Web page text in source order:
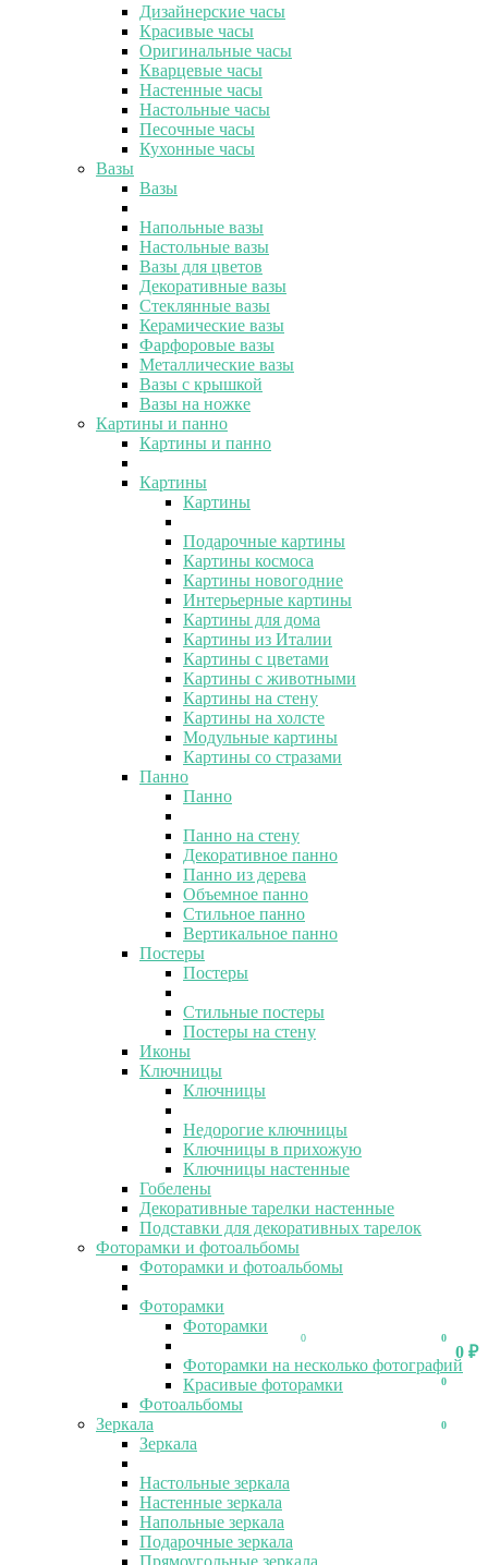
0
0 ₽
0
0
0
Дизайнерские часы
Красивые часы
Оригинальные часы
Кварцевые часы
Настенные часы
Настольные часы
Песочные часы
Кухонные часы
Вазы
Вазы
Напольные вазы
Настольные вазы
Вазы для цветов
Декоративные вазы
Стеклянные вазы
Керамические вазы
Фарфоровые вазы
Металлические вазы
Вазы с крышкой
Вазы на ножке
Картины и панно
Картины и панно
Картины
Картины
Подарочные картины
Картины космоса
Картины новогодние
Интерьерные картины
Картины для дома
Картины из Италии
Картины с цветами
Картины с животными
Картины на стену
Картины на холсте
Модульные картины
Картины со стразами
Панно
Панно
Панно на стену
Декоративное панно
Панно из дерева
Объемное панно
Стильное панно
Вертикальное панно
Постеры
Постеры
Стильные постеры
Постеры на стену
Иконы
Ключницы
Ключницы
Недорогие ключницы
Ключницы в прихожую
Ключницы настенные
Гобелены
Декоративные тарелки настенные
Подставки для декоративных тарелок
Фоторамки и фотоальбомы
Фоторамки и фотоальбомы
Фоторамки
Фоторамки
Фоторамки на несколько фотографий
Красивые фоторамки
Фотоальбомы
Зеркала
Зеркала
Настольные зеркала
Настенные зеркала
Напольные зеркала
Подарочные зеркала
Прямоугольные зеркала